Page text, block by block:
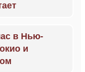
в Нью-
и